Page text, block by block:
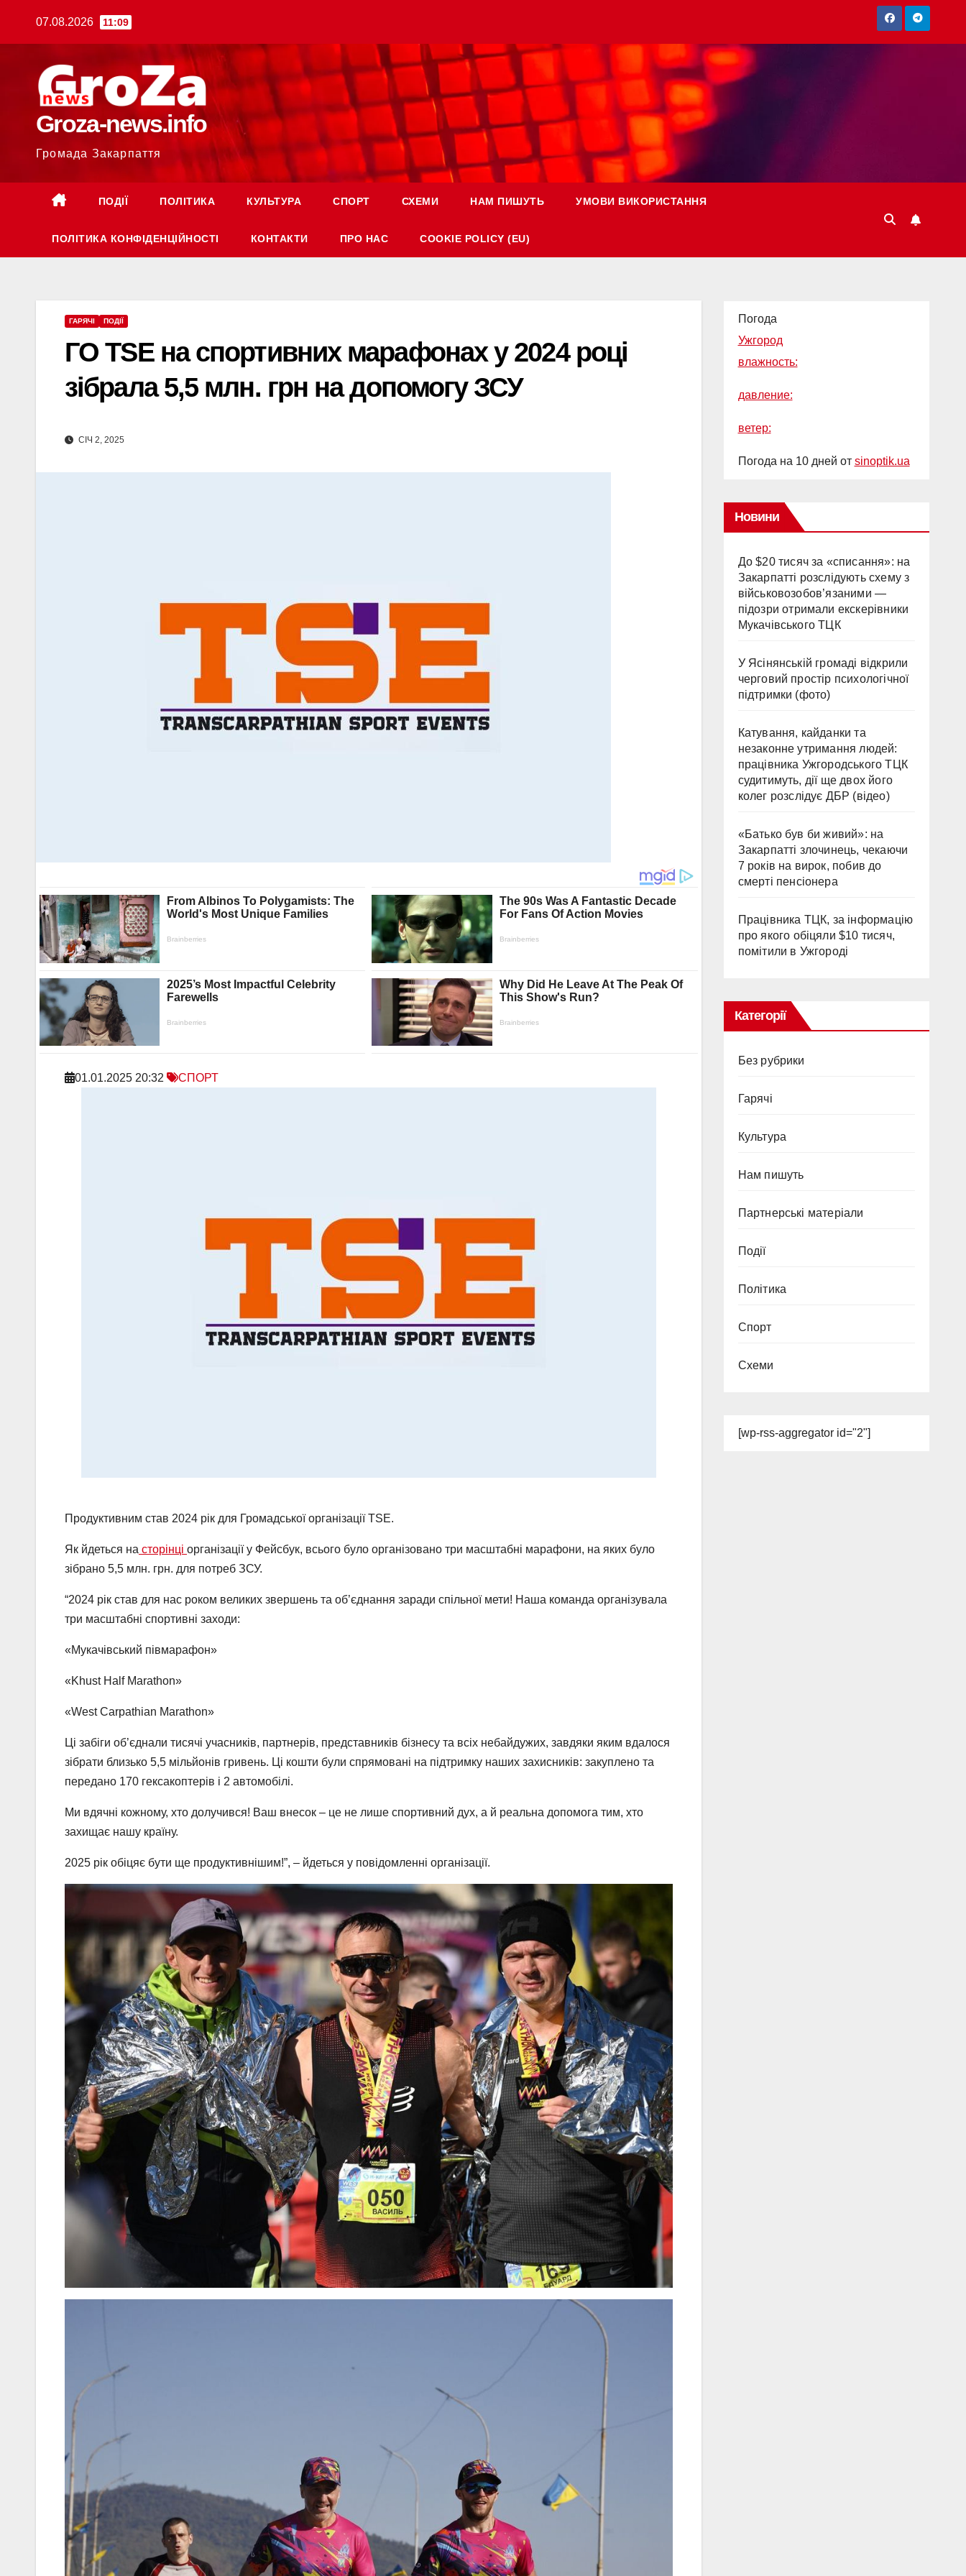
07.08.2026 11:09
Groza-news.info
Громада Закарпаття
ПОДІЇ ПОЛІТИКА КУЛЬТУРА СПОРТ СХЕМИ НАМ ПИШУТЬ УМОВИ ВИКОРИСТАННЯ
ПОЛІТИКА КОНФІДЕНЦІЙНОСТІ КОНТАКТИ ПРО НАС COOKIE POLICY (EU)
ГАРЯЧI ПОДІЇ
ГО TSE на спортивних марафонах у 2024 році
зібрала 5,5 млн. грн на допомогу ЗСУ
СІЧ 2, 2025
01.01.2025 20:32 СПОРТ
Продуктивним став 2024 рік для Громадської організації TSE.
Як йдеться на сторінці організації у Фейсбук, всього було організовано три масштабні марафони, на яких було
зібрано 5,5 млн. грн. для потреб ЗСУ.
“2024 рік став для нас роком великих звершень та об’єднання заради спільної мети! Наша команда організувала
три масштабні спортивні заходи:
«Мукачівський півмарафон»
«Khust Half Marathon»
«West Carpathian Marathon»
Ці забіги об’єднали тисячі учасників, партнерів, представників бізнесу та всіх небайдужих, завдяки яким вдалося
зібрати близько 5,5 мільйонів гривень. Ці кошти були спрямовані на підтримку наших захисників: закуплено та
передано 170 гексакоптерів і 2 автомобілі.
Ми вдячні кожному, хто долучився! Ваш внесок – це не лише спортивний дух, а й реальна допомога тим, хто
захищає нашу країну.
2025 рік обіцяє бути ще продуктивнішим!”, – йдеться у повідомленні організації.
Погода
Ужгород
влажность:
давление:
ветер:
Погода на 10 дней от sinoptik.ua
Новини
До $20 тисяч за «списання»: на
Закарпатті розслідують схему з
військовозобов’язаними —
підозри отримали екскерівники
Мукачівського ТЦК
У Ясінянській громаді відкрили
черговий простір психологічної
підтримки (фото)
Катування, кайданки та
незаконне утримання людей:
працівника Ужгородського ТЦК
судитимуть, дії ще двох його
колег розслідує ДБР (відео)
«Батько був би живий»: на
Закарпатті злочинець, чекаючи
7 років на вирок, побив до
смерті пенсіонера
Працівника ТЦК, за інформацію
про якого обіцяли $10 тисяч,
помітили в Ужгороді
Категорії
Без рубрики
Гарячi
Культура
Нам пишуть
Партнерські матеріали
Події
Політика
Спорт
Схеми
[wp-rss-aggregator id="2"]